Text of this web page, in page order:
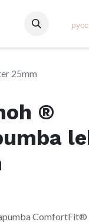
25mm
®
ComfortFit®